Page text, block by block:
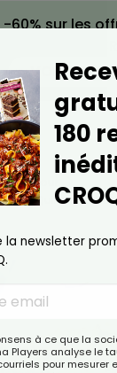
-60% sur les
VOIR LA
Minceur
Le Quinoa Le Soir
180
la newsletter
à ce que la
Players analyse le
pour mesurer